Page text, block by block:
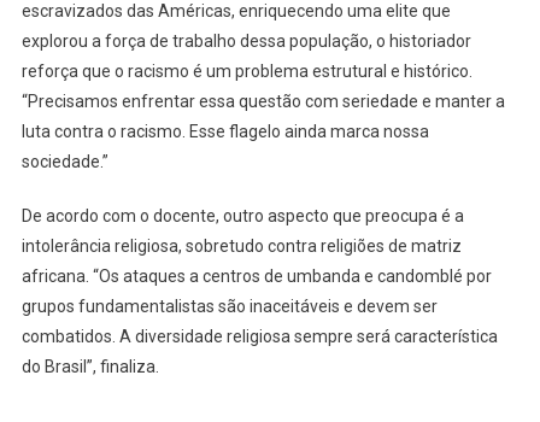
escravizados das Américas, enriquecendo uma elite que
explorou a força de trabalho dessa população, o historiador
reforça que o racismo é um problema estrutural e histórico.
“Precisamos enfrentar essa questão com seriedade e manter a
luta contra o racismo. Esse flagelo ainda marca nossa
sociedade.”
De acordo com o docente, outro aspecto que preocupa é a
intolerância religiosa, sobretudo contra religiões de matriz
africana. “Os ataques a centros de umbanda e candomblé por
grupos fundamentalistas são inaceitáveis e devem ser
combatidos. A diversidade religiosa sempre será característica
do Brasil”, finaliza.